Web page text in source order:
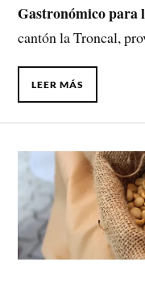
Gastronómico para
cantón la Troncal,
LEER MÁS